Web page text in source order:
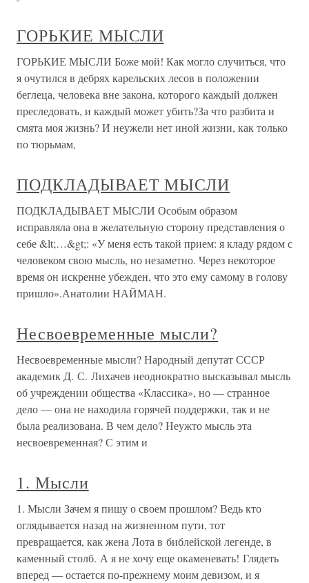
ГОРЬКИЕ МЫСЛИ
ГОРЬКИЕ МЫСЛИ Боже мой! Как могло случиться, что
я очутился в дебрях карельских лесов в положении
беглеца, человека вне закона, которого каждый должен
преследовать, и каждый может убить?За что разбита и
смята моя жизнь? И неужели нет иной жизни, как только
по тюрьмам,
ПОДКЛАДЫВАЕТ МЫСЛИ
ПОДКЛАДЫВАЕТ МЫСЛИ Особым образом
исправляла она в желательную сторону представления о
себе &lt;…&gt;: «У меня есть такой прием: я кладу рядом с
человеком свою мысль, но незаметно. Через некоторое
время он искренне убежден, что это ему самому в голову
пришло».Анатолии НАЙМАН.
Несвоевременные мысли?
Несвоевременные мысли? Народный депутат СССР
академик Д. С. Лихачев неоднократно высказывал мысль
об учреждении общества «Классика», но — странное
дело — она не находила горячей поддержки, так и не
была реализована. В чем дело? Неужто мысль эта
несвоевременная? С этим и
1. Мысли
1. Мысли Зачем я пишу о своем прошлом? Ведь кто
оглядывается назад на жизненном пути, тот
превращается, как жена Лота в библейской легенде, в
каменный столб. А я не хочу еще окаменевать! Глядеть
вперед — остается по-прежнему моим девизом, и я